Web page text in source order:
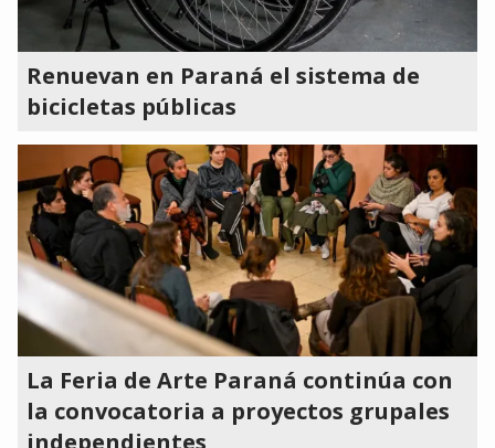
Renuevan en Paraná el sistema de
bicicletas públicas
La Feria de Arte Paraná continúa con
la convocatoria a proyectos grupales
independientes